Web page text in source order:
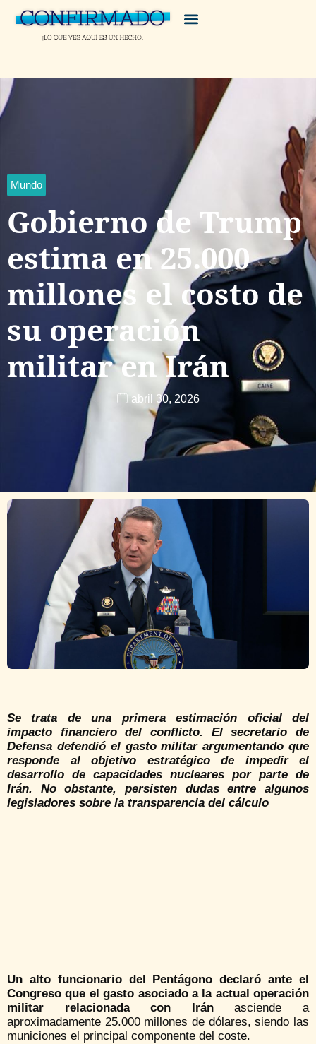
Mundo
Gobierno de Trump
estima en 25.000
millones el costo de
su operación
militar en Irán
abril 30, 2026
Se trata de una primera estimación oficial del
impacto financiero del conflicto. El secretario de
Defensa defendió el gasto militar argumentando que
responde al objetivo estratégico de impedir el
desarrollo de capacidades nucleares por parte de
Irán. No obstante, persisten dudas entre algunos
legisladores sobre la transparencia del cálculo
Un alto funcionario del Pentágono declaró ante el
Congreso que el gasto asociado a la actual operación
militar relacionada con Iránasciende a
aproximadamente 25.000 millones de dólares, siendo las
municiones el principal componente del coste.